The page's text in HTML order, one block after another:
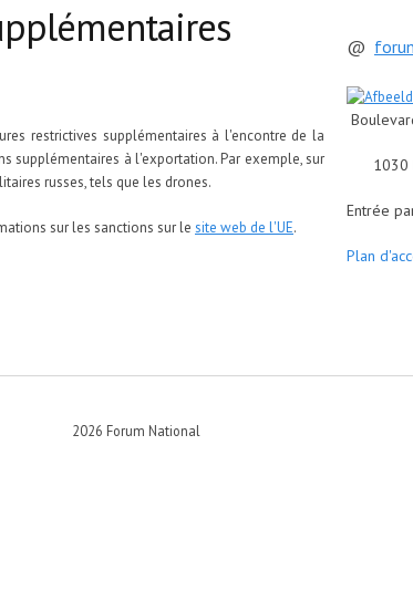
restrictives supplémentaires à l'encontre de la
supplémentaires à l'exportation. Par exemple, sur
russes, tels que les drones.
sur les sanctions sur le site web de l'UE.
@
1030
Entrée
Plan
2026 Forum National